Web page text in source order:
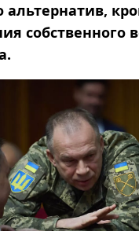
альтернатив,
собственного